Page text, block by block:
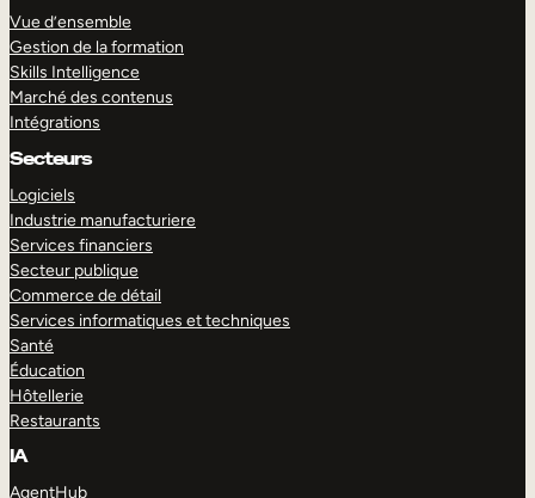
Vue d’ensemble
Gestion de la formation
Skills Intelligence
Marché des contenus
Intégrations
Secteurs
Logiciels
Industrie manufacturiere
Services financiers
Secteur publique
Commerce de détail
Services informatiques et techniques
Santé
Éducation
Hôtellerie
Restaurants
IA
AgentHub